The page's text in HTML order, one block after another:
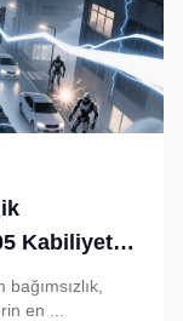
Kabiliyeti
en ...